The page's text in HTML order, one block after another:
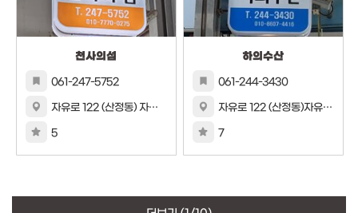
천사의섬
061-247-5752
자유로 122 (산정동) 자유시장 64호
5
하의수산
061-244-3430
자유로 122 (산정동)자유시장 118호
7